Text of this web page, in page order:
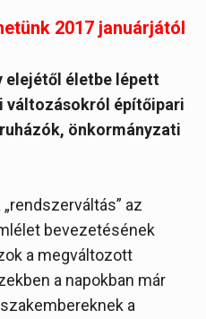
2017 januárjától
elejétől életbe lépett
változásokról építőipari
önkormányzati
az
bevezetésének
a megváltozott
a napokban már
a